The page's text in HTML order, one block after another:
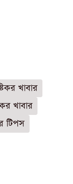
খাবার
খাবার
টিপস